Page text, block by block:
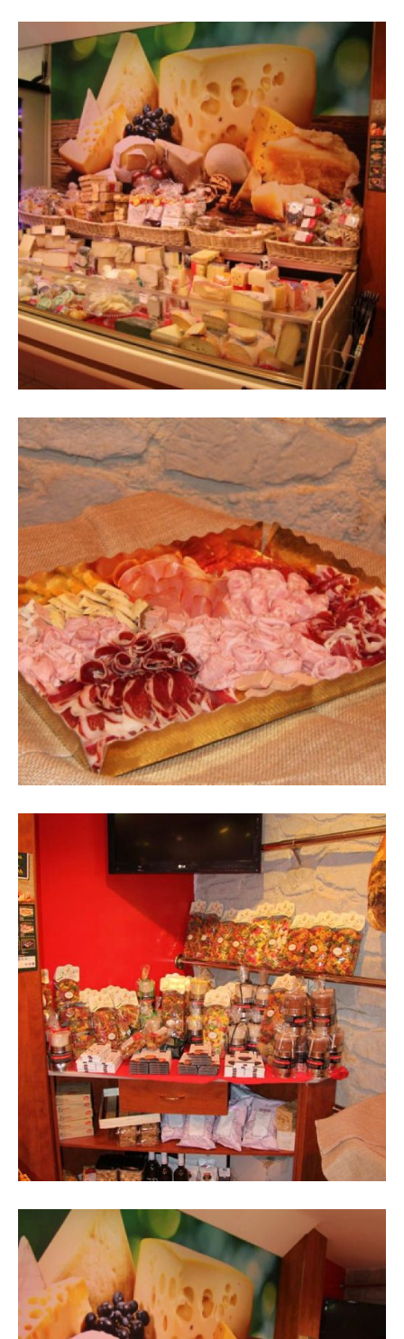
Expositor amb formatges i vinil
decoratiu a paret a l'interior de la
botiga vist des de la dreta
Imatge de safata amb embotits
laminats
Imatge d´interior de la botiga en
color granat amb expositor de
productes gourmet